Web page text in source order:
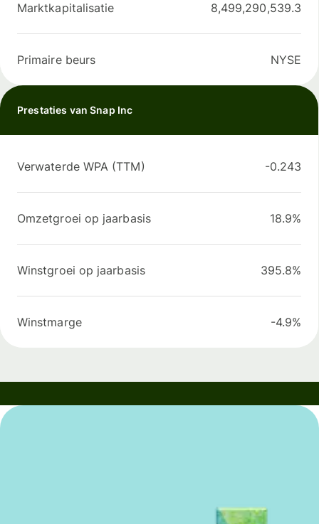
Marktkapitalisatie 8,499,290,539.3
Primaire beurs NYSE
Prestaties van Snap Inc
Verwaterde WPA (TTM) -0.243
Omzetgroei op jaarbasis 18.9%
Winstgroei op jaarbasis 395.8%
Winstmarge -4.9%